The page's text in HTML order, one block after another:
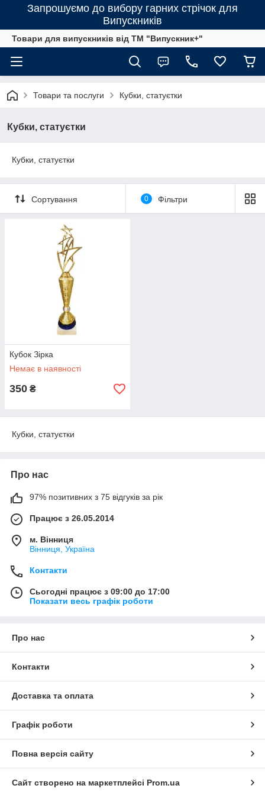
Запрошуємо до вибору гарних стрічок для
Випускників
Товари для випускників від ТМ "Випускник+"
Товари та послуги Кубки, статуєтки
Кубки, статуєтки
Кубки, статуєтки
Сортування 0 Фільтри
Кубок Зірка
Немає в наявності
350 ₴
Кубки, статуєтки
Про нас
97% позитивних з 75 відгуків за рік
Працює з 26.05.2014
м. Вінниця
Вінниця, Україна
Контакти
Сьогодні працює з 09:00 до 17:00
Показати весь графік роботи
Про нас
Контакти
Доставка та оплата
Графік роботи
Повна версія сайту
Сайт створено на маркетплейсі Prom.ua